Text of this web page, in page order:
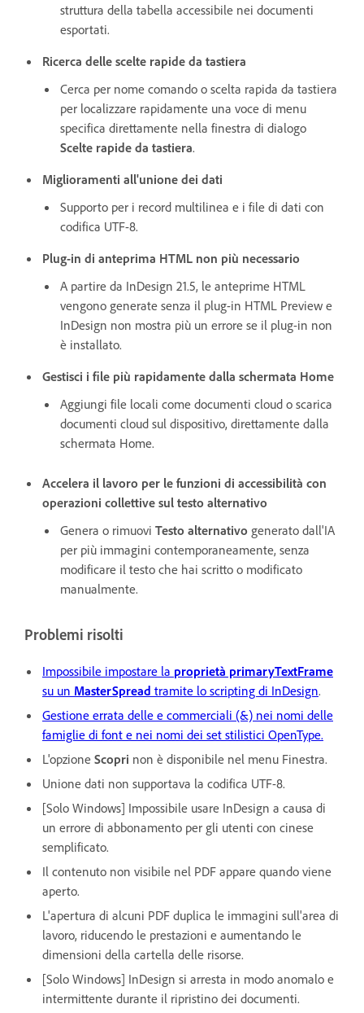
struttura della tabella accessibile nei documenti
esportati.
Ricerca delle scelte rapide da tastiera
Cerca per nome comando o scelta rapida da tastiera
per localizzare rapidamente una voce di menu
specifica direttamente nella finestra di dialogo
Scelte rapide da tastiera.
Miglioramenti all'unione dei dati
Supporto per i record multilinea e i file di dati con
codifica UTF-8.
Plug-in di anteprima HTML non più necessario
A partire da InDesign 21.5, le anteprime HTML
vengono generate senza il plug-in HTML Preview e
InDesign non mostra più un errore se il plug-in non
è installato.
Gestisci i file più rapidamente dalla schermata Home
Aggiungi file locali come documenti cloud o scarica
documenti cloud sul dispositivo, direttamente dalla
schermata Home.
Accelera il lavoro per le funzioni di accessibilità con
operazioni collettive sul testo alternativo
Genera o rimuovi Testo alternativo generato dall'IA
per più immagini contemporaneamente, senza
modificare il testo che hai scritto o modificato
manualmente.
Problemi risolti
Impossibile impostare la proprietà primaryTextFrame
su un MasterSpread tramite lo scripting di InDesign.
Gestione errata delle e commerciali (&) nei nomi delle
famiglie di font e nei nomi dei set stilistici OpenType.
L'opzione Scopri non è disponibile nel menu Finestra.
Unione dati non supportava la codifica UTF-8.
[Solo Windows] Impossibile usare InDesign a causa di
un errore di abbonamento per gli utenti con cinese
semplificato.
Il contenuto non visibile nel PDF appare quando viene
aperto.
L'apertura di alcuni PDF duplica le immagini sull'area di
lavoro, riducendo le prestazioni e aumentando le
dimensioni della cartella delle risorse.
[Solo Windows] InDesign si arresta in modo anomalo e
intermittente durante il ripristino dei documenti.